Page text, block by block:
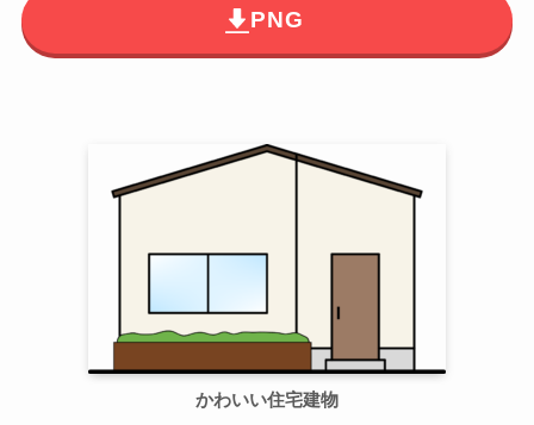
PNG
かわいい住宅建物